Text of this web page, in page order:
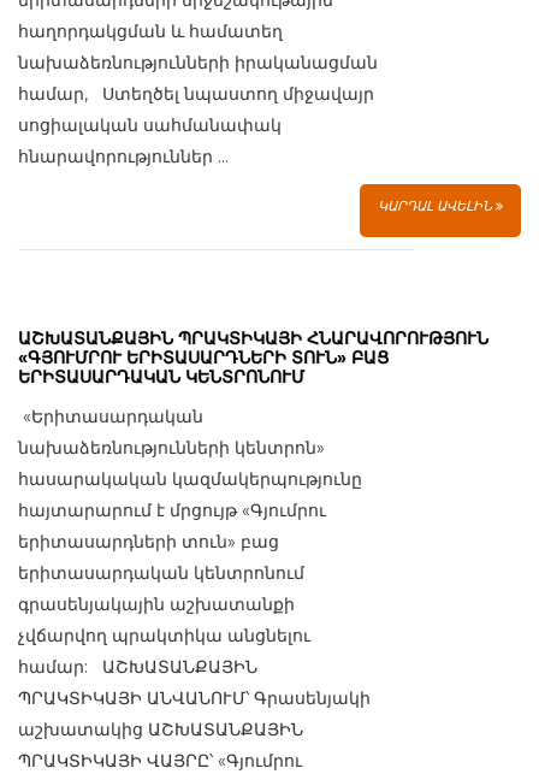
հաղորդակցման և համատեղ
նախաձեռնությունների իրականացման
համար, Ստեղծել նպաստող միջավայր
սոցիալական սահմանափակ
հնարավորություններ ...
ԿԱՐԴԱԼ ԱՎԵԼԻՆ
ԱՇԽԱՏԱՆՔԱՅԻՆ ՊՐԱԿՏԻԿԱՅԻ ՀՆԱՐԱՎՈՐՈՒԹՅՈՒՆ
«ԳՅՈՒՄՐՈՒ ԵՐԻՏԱՍԱՐԴՆԵՐԻ ՏՈՒՆ» ԲԱՑ
ԵՐԻՏԱՍԱՐԴԱԿԱՆ ԿԵՆՏՐՈՆՈՒՄ
«Երիտասարդական
նախաձեռնությունների կենտրոն»
հասարակական կազմակերպությունը
հայտարարում է մրցույթ «Գյումրու
երիտասարդների տուն» բաց
երիտասարդական կենտրոնում
գրասենյակային աշխատանքի
չվճարվող պրակտիկա անցնելու
համար: ԱՇԽԱՏԱՆՔԱՅԻՆ
ՊՐԱԿՏԻԿԱՅԻ ԱՆՎԱՆՈՒՄ՝ Գրասենյակի
աշխատակից ԱՇԽԱՏԱՆՔԱՅԻՆ
ՊՐԱԿՏԻԿԱՅԻ ՎԱՅՐԸ՝ «Գյումրու